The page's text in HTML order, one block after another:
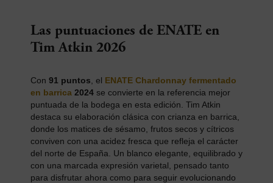
Las puntuaciones de ENATE en
Tim Atkin 2026
Con 91 puntos , el ENATE Chardonnay fermentado
en barrica 2024 se convierte en la referencia mejor
puntuada de la bodega en esta edición. Tim Atkin
destaca su elaboración clásica con crianza en barrica,
donde los matices de sésamo, frutos secos y cítricos
conviven con una acidez fresca que refleja el carácter
del norte de España. Un blanco elegante, equilibrado y
con una marcada expresión varietal, pensado tanto
para disfrutar ahora como para seguir evolucionando